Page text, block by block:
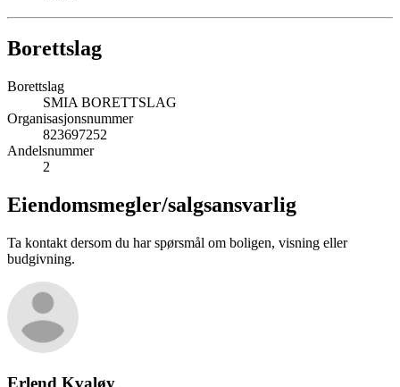
Borettslag
Borettslag
SMIA BORETTSLAG
Organisasjonsnummer
823697252
Andelsnummer
2
Eiendomsmegler/salgsansvarlig
Ta kontakt dersom du har spørsmål om boligen, visning eller
budgivning.
Erlend Kvaløy